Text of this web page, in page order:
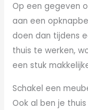
Op een gegeven
aan een
doen dan tijdens
thuis te werken,
een stuk
Schakel een
Ook al ben je